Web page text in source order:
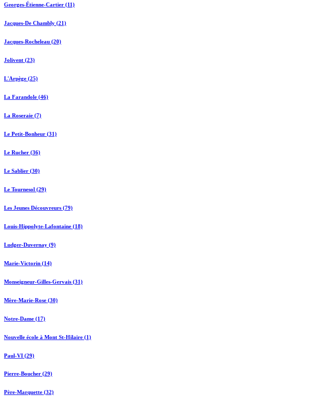
Georges-Étienne-Cartier (11)
Jacques-De Chambly (21)
Jacques-Rocheleau (20)
Jolivent (23)
L'Arpège (25)
La Farandole (46)
La Roseraie (7)
Le Petit-Bonheur (31)
Le Rucher (36)
Le Sablier (30)
Le Tournesol (29)
Les Jeunes Découvreurs (79)
Louis-Hippolyte-Lafontaine (18)
Ludger-Duvernay (9)
Marie-Victorin (14)
Monseigneur-Gilles-Gervais (31)
Mère-Marie-Rose (30)
Notre-Dame (17)
Nouvelle école à Mont St-Hilaire (1)
Paul-VI (29)
Pierre-Boucher (29)
Père-Marquette (32)